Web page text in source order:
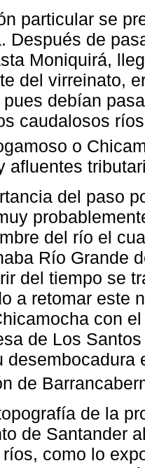
particular se
Después de
Moniquirá,
del virreinato,
debían
caudalosos
o
afluentes
del paso
del río el
Río Grande
del tiempo se
a retomar este
con
de Los
desembocadura
de
de la
de Santander
como lo